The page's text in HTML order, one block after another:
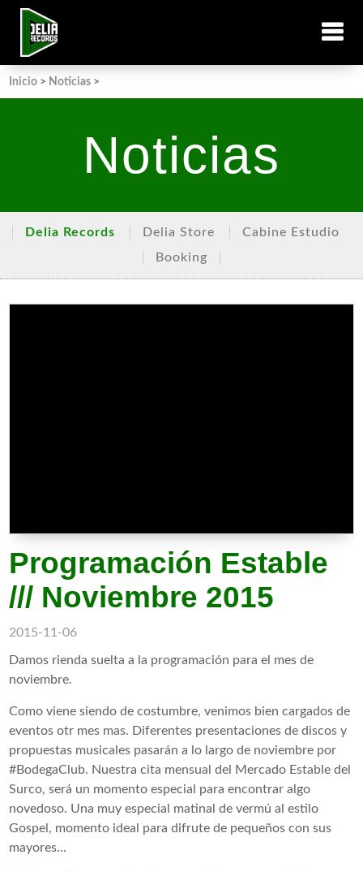
Inicio > Noticias >
Noticias
Delia Records Delia Store
Cabine Estudio
Booking
Programación Estable
/// Noviembre 2015
2015-11-06
Damos rienda suelta a la programación para el mes de
noviembre.
Como viene siendo de costumbre, venimos bien cargados de
eventos otr mes mas. Diferentes presentaciones de discos y
propuestas musicales pasarán a lo largo de noviembre por
#BodegaClub. Nuestra cita mensual del Mercado Estable del
Surco, será un momento especial para encontrar algo
novedoso. Una muy especial matinal de vermú al estilo
Gospel, momento ideal para difrute de pequeños con sus
mayores...